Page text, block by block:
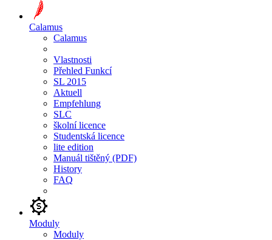
Calamus
Calamus
Vlastnosti
Přehled Funkcí
SL 2015
Aktuell
Empfehlung
SLC
školní licence
Studentská licence
lite edition
Manuál tištěný (PDF)
History
FAQ
Moduly
Moduly